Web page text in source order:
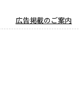
広告掲載のご案内